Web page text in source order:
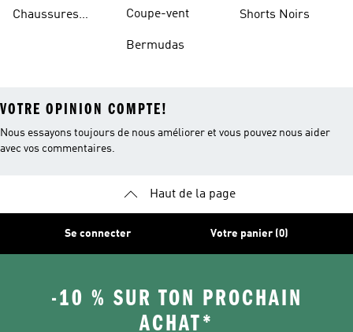
Chaussures
Coupe-vent
Bermudas
Shorts Noirs
VOTRE OPINION COMPTE!
Nous essayons toujours de nous améliorer et vous pouvez nous aider
avec vos commentaires.
Haut de la page
Se connecter Votre panier (0)
-10 % SUR TON PROCHAIN
ACHAT*